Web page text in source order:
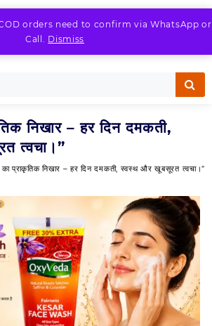
orders need to confirm via WhatsApp or
Call. Dismiss
निखार – हर दिन दमकती,
त्वचा।”
प्राकृतिक निखार – हर दिन दमकती, स्वस्थ और खूबसूरत त्वचा।”